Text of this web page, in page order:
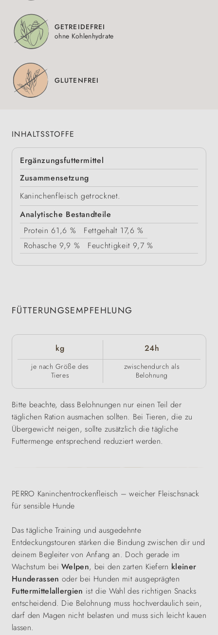
GETREIDEFREI
ohne Kohlenhydrate
GLUTENFREI
INHALTSSTOFFE
Ergänzungsfuttermittel
Zusammensetzung
Kaninchenfleisch getrocknet.
Analytische Bestandteile
Protein 61,6 % Fettgehalt 17,6 %
Rohasche 9,9 % Feuchtigkeit 9,7 %
FÜTTERUNGSEMPFEHLUNG
kg 24h
je nach Größe des
Tieres
zwischendurch als
Belohnung
Bitte beachte, dass Belohnungen nur einen Teil der
täglichen Ration ausmachen sollten. Bei Tieren, die zu
Übergewicht neigen, sollte zusätzlich die tägliche
Futtermenge entsprechend reduziert werden.
PERRO Kaninchentrockenfleisch – weicher Fleischsnack
für sensible Hunde
Das tägliche Training und ausgedehnte
Entdeckungstouren stärken die Bindung zwischen dir und
deinem Begleiter von Anfang an. Doch gerade im
Wachstum beiWelpen, bei den zarten Kiefern kleiner
Hunderassen oder bei Hunden mit ausgeprägten
Futtermittelallergien ist die Wahl des richtigen Snacks
entscheidend. Die Belohnung muss hochverdaulich sein,
darf den Magen nicht belasten und muss sich leicht kauen
lassen.